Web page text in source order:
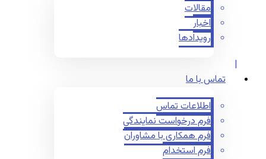
مقالات
اخبار
رویدادها
تماس با ما
اطلاعات تماس
فرم درخواست نمایندگی
فرم همکاری با مشاوران
فرم استخدام